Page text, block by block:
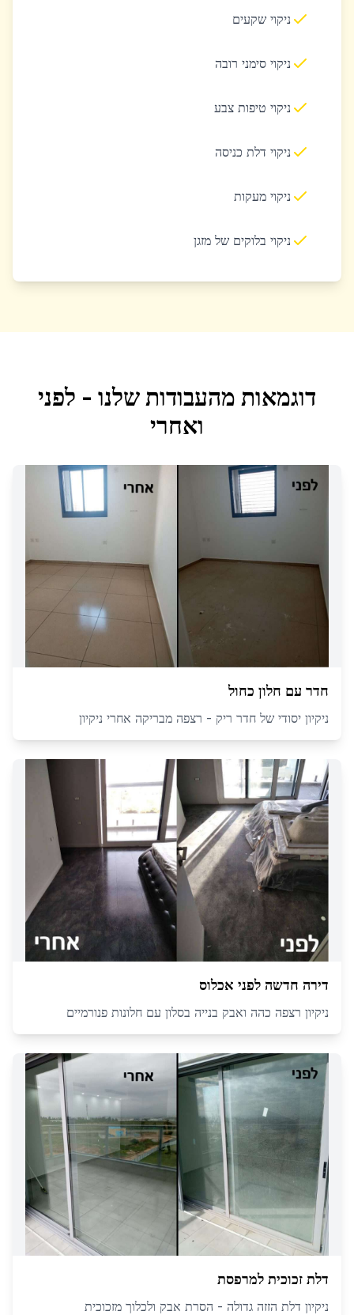
ניקוי שקעים
ניקוי סימני רובה
ניקוי טיפות צבע
ניקוי דלת כניסה
ניקוי מעקות
ניקוי בלוקים של מזגן
דוגמאות מהעבודות שלנו - לפני
ואחרי
חדר עם חלון כחול
ניקיון יסודי של חדר ריק - רצפה מבריקה אחרי ניקיון
דירה חדשה לפני אכלוס
ניקיון רצפה כהה ואבק בנייה בסלון עם חלונות פנורמיים
דלת זכוכית למרפסת
ניקיון דלת הזזה גדולה - הסרת אבק ולכלוך מזכוכית